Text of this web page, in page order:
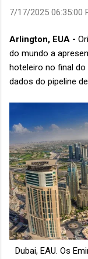
7/17/2025 06:35:00
Arlington, EUA -
do mundo a
hoteleiro no final
dados do pipeline
Dubai, EAU. Os